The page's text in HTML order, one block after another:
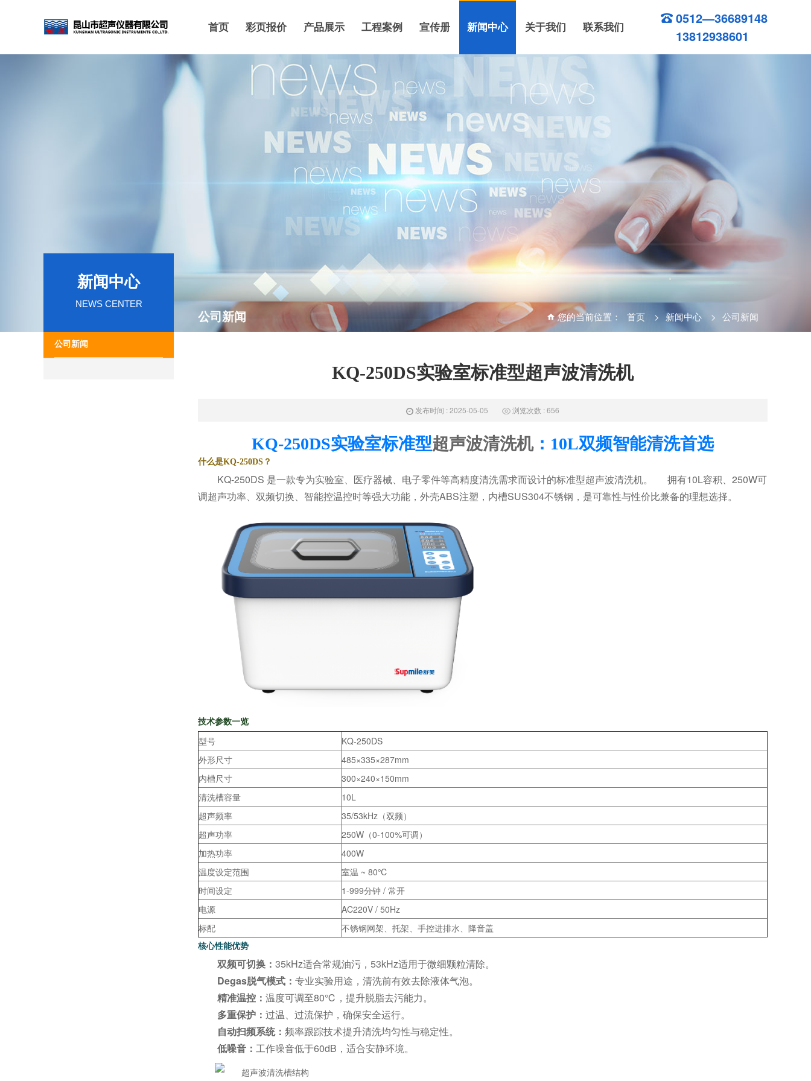
首页 彩页报价 产品展示 工程案例 宣传册 新闻中心 关于我们 联系我们
0512—36689148
13812938601
新闻中心
NEWS CENTER
公司新闻
公司新闻 您的当前位置： 首页 > 新闻中心 > 公司新闻
KQ-250DS实验室标准型超声波清洗机
发布时间 : 2025-05-05 浏览次数 : 656
KQ-250DS实验室标准型超声波清洗机：10L双频智能清洗首选
什么是KQ-250DS？
KQ-250DS 是一款专为实验室、医疗器械、电子零件等高精度清洗需求而设计的标准型超声波清洗机。 拥有10L容积、250W可
调超声功率、双频切换、智能控温控时等强大功能，外壳ABS注塑，内槽SUS304不锈钢，是可靠性与性价比兼备的理想选择。
技术参数一览
型号
KQ-250DS
外形尺寸
485×335×287mm
内槽尺寸
300×240×150mm
清洗槽容量
10L
超声频率
35/53kHz（双频）
超声功率
250W（0-100%可调）
加热功率
400W
温度设定范围
室温 ~ 80℃
时间设定
1-999分钟 / 常开
电源
AC220V / 50Hz
标配
不锈钢网架、托架、手控进排水、降音盖
核心性能优势
双频可切换： 35kHz适合常规油污，53kHz适用于微细颗粒清除。
Degas脱气模式： 专业实验用途，清洗前有效去除液体气泡。
精准温控： 温度可调至80℃，提升脱脂去污能力。
多重保护： 过温、过流保护，确保安全运行。
自动扫频系统： 频率跟踪技术提升清洗均匀性与稳定性。
低噪音： 工作噪音低于60dB，适合安静环境。